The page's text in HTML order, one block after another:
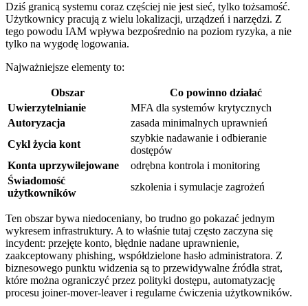
Dziś granicą systemu coraz częściej nie jest sieć, tylko tożsamość.
Użytkownicy pracują z wielu lokalizacji, urządzeń i narzędzi. Z
tego powodu IAM wpływa bezpośrednio na poziom ryzyka, a nie
tylko na wygodę logowania.
Najważniejsze elementy to:
Obszar
Co powinno działać
Uwierzytelnianie
MFA dla systemów krytycznych
Autoryzacja
zasada minimalnych uprawnień
Cykl życia kont
szybkie nadawanie i odbieranie
dostępów
Konta uprzywilejowane
odrębna kontrola i monitoring
Świadomość
użytkowników
szkolenia i symulacje zagrożeń
Ten obszar bywa niedoceniany, bo trudno go pokazać jednym
wykresem infrastruktury. A to właśnie tutaj często zaczyna się
incydent: przejęte konto, błędnie nadane uprawnienie,
zaakceptowany phishing, współdzielone hasło administratora. Z
biznesowego punktu widzenia są to przewidywalne źródła strat,
które można ograniczyć przez polityki dostępu, automatyzację
procesu joiner-mover-leaver i regularne ćwiczenia użytkowników.